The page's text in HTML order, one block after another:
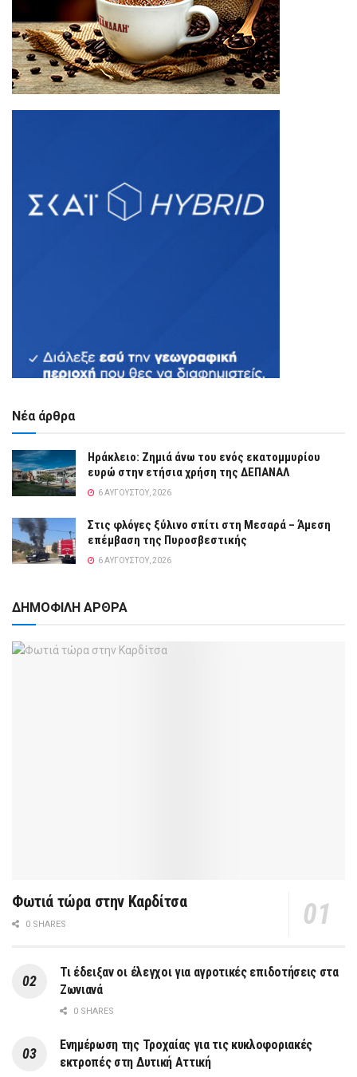
Νέα άρθρα
Ηράκλειο: Ζημιά άνω του ενός εκατομμυρίου
ευρώ στην ετήσια χρήση της ΔΕΠΑΝΑΛ
6 ΑΥΓΟΎΣΤΟΥ, 2026
Στις φλόγες ξύλινο σπίτι στη Μεσαρά – Άμεση
επέμβαση της Πυροσβεστικής
6 ΑΥΓΟΎΣΤΟΥ, 2026
ΔΗΜΟΦΙΛΗ ΑΡΘΡΑ
Φωτιά τώρα στην Καρδίτσα
0 SHARES
Τι έδειξαν οι έλεγχοι για αγροτικές επιδοτήσεις στα
Ζωνιανά
0 SHARES
Ενημέρωση της Τροχαίας για τις κυκλοφοριακές
εκτροπές στη Δυτική Αττική